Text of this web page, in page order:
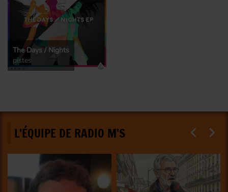
The Days / Nights
pistes
L'ÉQUIPE DE RADIO M'S